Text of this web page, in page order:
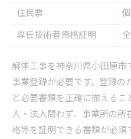
住民票
専任技術者資格証明
解体工事を神奈川県小田原
事業登録が必要です。登録
と必要書類を正確に揃える
人・法人問わず、事業所の
格等を証明できる書類が必須